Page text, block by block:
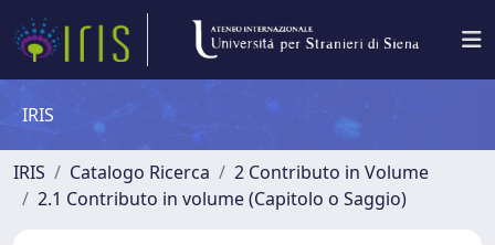
IRIS
IRIS Catalogo Ricerca
2 Contributo in Volume
2.1 Contributo in volume (Capitolo o Saggio)